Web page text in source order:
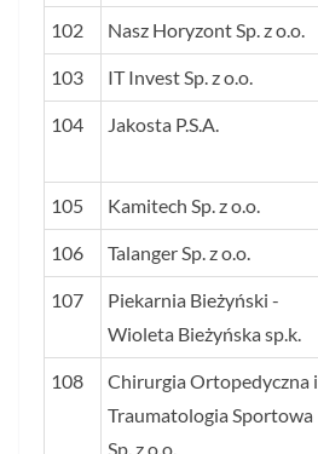
102 Nasz Horyzont Sp. z o.o.
103 IT Invest Sp. z o.o.
104 Jakosta P.S.A.
105 Kamitech Sp. z o.o.
106 Talanger Sp. z o.o.
107
Piekarnia Bieżyński -
Wioleta Bieżyńska sp.k.
108
Chirurgia Ortopedyczna i
Traumatologia Sportowa
Sp. z o.o.